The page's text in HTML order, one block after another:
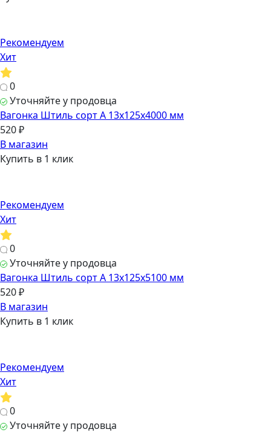
Рекомендуем
Хит
0
Уточняйте у продовца
Вагонка Штиль сорт А 13х125х4000 мм
520 ₽
В магазин
Купить в 1 клик
Рекомендуем
Хит
0
Уточняйте у продовца
Вагонка Штиль сорт А 13х125х5100 мм
520 ₽
В магазин
Купить в 1 клик
Рекомендуем
Хит
0
Уточняйте у продовца